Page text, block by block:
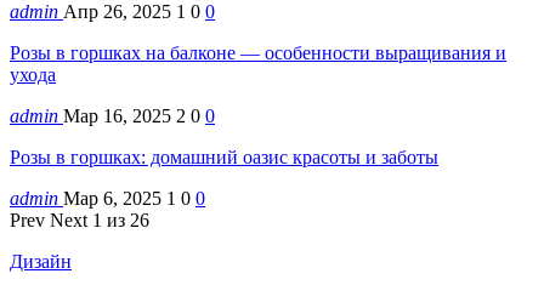
admin Апр 26, 2025 1 0 0
Розы в горшках на балконе — особенности выращивания и
ухода
admin Мар 16, 2025 2 0 0
Розы в горшках: домашний оазис красоты и заботы
admin Мар 6, 2025 1 0 0
Prev Next 1 из 26
Дизайн